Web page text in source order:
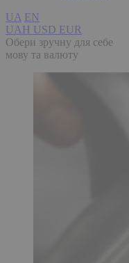
UA EN
UAH USD EUR
Обери зручну для себе
мову та валюту